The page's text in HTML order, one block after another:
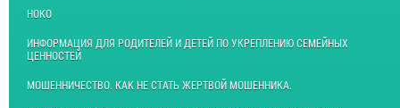
НОКО
ИНФОРМАЦИЯ ДЛЯ РОДИТЕЛЕЙ И ДЕТЕЙ ПО УКРЕПЛЕНИЮ СЕМЕЙНЫХ
ЦЕННОСТЕЙ
МОШЕННИЧЕСТВО. КАК НЕ СТАТЬ ЖЕРТВОЙ МОШЕННИКА.